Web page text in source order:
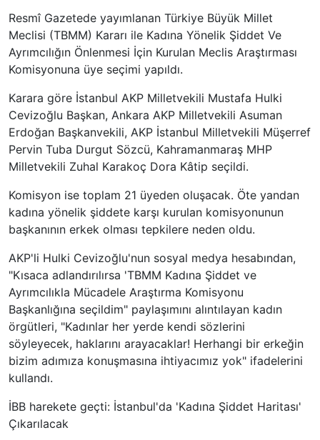
Resmî Gazetede yayımlanan Türkiye Büyük Millet
Meclisi (TBMM) Kararı ile Kadına Yönelik Şiddet Ve
Ayrımcılığın Önlenmesi İçin Kurulan Meclis Araştırması
Komisyonuna üye seçimi yapıldı.
Karara göre İstanbul AKP Milletvekili Mustafa Hulki
Cevizoğlu Başkan, Ankara AKP Milletvekili Asuman
Erdoğan Başkanvekili, AKP İstanbul Milletvekili Müşerref
Pervin Tuba Durgut Sözcü, Kahramanmaraş MHP
Milletvekili Zuhal Karakoç Dora Kâtip seçildi.
Komisyon ise toplam 21 üyeden oluşacak. Öte yandan
kadına yönelik şiddete karşı kurulan komisyonunun
başkanının erkek olması tepkilere neden oldu.
AKP'li Hulki Cevizoğlu'nun sosyal medya hesabından,
"Kısaca adlandırılırsa 'TBMM Kadına Şiddet ve
Ayrımcılıkla Mücadele Araştırma Komisyonu
Başkanlığına seçildim" paylaşımını alıntılayan kadın
örgütleri, "Kadınlar her yerde kendi sözlerini
söyleyecek, haklarını arayacaklar! Herhangi bir erkeğin
bizim adımıza konuşmasına ihtiyacımız yok" ifadelerini
kullandı.
İBB harekete geçti: İstanbul'da 'Kadına Şiddet Haritası'
Çıkarılacak